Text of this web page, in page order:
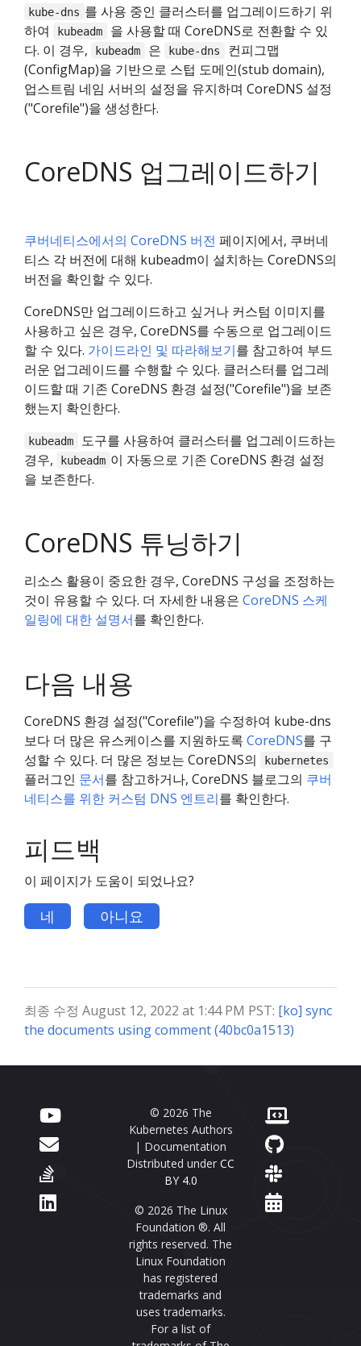
kube-dns 를 사용 중인 클러스터를 업그레이드하기 위
하여
kubeadm
을 사용할 때 CoreDNS로 전환할 수 있
다. 이 경우,
kubeadm 은 kube-dns
컨피그맵
(ConfigMap)을 기반으로 스텁 도메인(stub domain),
업스트림 네임 서버의 설정을 유지하며 CoreDNS 설정
("Corefile")을 생성한다.
CoreDNS 업그레이드하기
쿠버네티스에서의 CoreDNS 버전 페이지에서, 쿠버네
티스 각 버전에 대해 kubeadm이 설치하는 CoreDNS의
버전을 확인할 수 있다.
CoreDNS만 업그레이드하고 싶거나 커스텀 이미지를
사용하고 싶은 경우, CoreDNS를 수동으로 업그레이드
할 수 있다. 가이드라인 및 따라해보기를 참고하여 부드
러운 업그레이드를 수행할 수 있다. 클러스터를 업그레
이드할 때 기존 CoreDNS 환경 설정("Corefile")을 보존
했는지 확인한다.
kubeadm
도구를 사용하여 클러스터를 업그레이드하는
경우,
kubeadm 이 자동으로 기존 CoreDNS 환경 설정
을 보존한다.
CoreDNS 튜닝하기
리소스 활용이 중요한 경우, CoreDNS 구성을 조정하는
것이 유용할 수 있다. 더 자세한 내용은 CoreDNS 스케
일링에 대한 설명서를 확인한다.
다음 내용
CoreDNS 환경 설정("Corefile")을 수정하여 kube-dns
보다 더 많은 유스케이스를 지원하도록 CoreDNS를 구
성할 수 있다. 더 많은 정보는 CoreDNS의
kubernetes
플러그인 문서를 참고하거나, CoreDNS 블로그의 쿠버
네티스를 위한 커스텀 DNS 엔트리를 확인한다.
피드백
이 페이지가 도움이 되었나요?
네 아니요
최종 수정 August 12, 2022 at 1:44 PM PST: [ko] sync
the documents using comment (40bc0a1513)
© 2026 The
Kubernetes Authors
| Documentation
Distributed under CC
BY 4.0
© 2026 The Linux
Foundation ®. All
rights reserved. The
Linux Foundation
has registered
trademarks and
uses trademarks.
For a list of